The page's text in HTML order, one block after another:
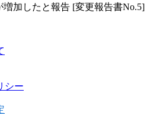
増加したと報告 [変更報告書No.5]
シー